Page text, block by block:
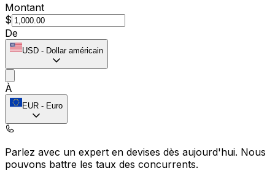
Montant
$
De
USD - Dollar américain
À
EUR - Euro
Parlez avec un expert en devises dès aujourd'hui. Nous
pouvons battre les taux des concurrents.